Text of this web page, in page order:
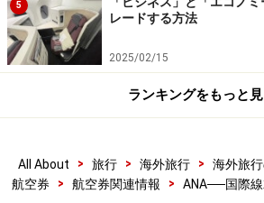
5
レードする方法
2025/02/15
ランキングをもっと
All About > 旅行 > 海外旅行 > 海外旅
航空券
> 航空券関連情報 > ANA──国際線